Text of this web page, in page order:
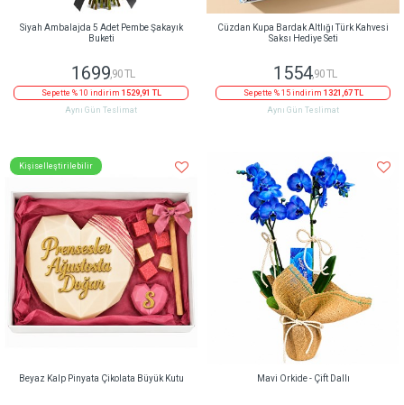
Siyah Ambalajda 5 Adet Pembe Şakayık
Buketi
1699,90 TL
Sepette % 10 indirim 1529,91 TL
Aynı Gün Teslimat
Cüzdan Kupa Bardak Altlığı Türk Kahvesi
Saksı Hediye Seti
1554,90 TL
Sepette % 15 indirim 1321,67 TL
Aynı Gün Teslimat
Kişiselleştirilebilir
Beyaz Kalp Pinyata Çikolata Büyük Kutu Mavi Orkide - Çift Dallı